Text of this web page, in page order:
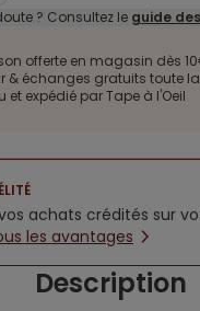
? Consultez le guide
offerte en magasin dès
& échanges gratuits toute
et expédié par Tape à l'Oeil
achats crédités sur
les avantages
Description